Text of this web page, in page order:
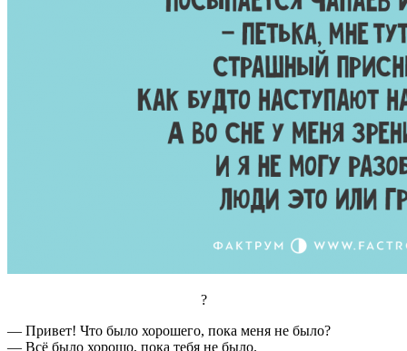
?
— Привет! Что было хорошего, пока меня не было?
— Всё было хорошо, пока тебя не было.